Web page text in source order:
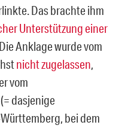
Das brachte ihm
Unterstützung einer
Anklage wurde vom
nicht zugelassen,
vom
dasjenige
bei dem